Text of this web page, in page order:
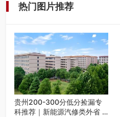
热门图片推荐
贵州200-300分低分捡漏专
科推荐｜新能源汽修类外省 5